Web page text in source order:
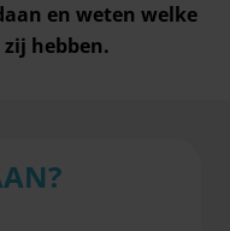
en weten welke
hebben.